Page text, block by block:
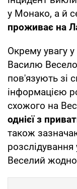
у Монако, а й
проживає на
Окрему увагу у
Василю
пов'язують зі
інформацією
схожого на
однієї з
також
Веселий